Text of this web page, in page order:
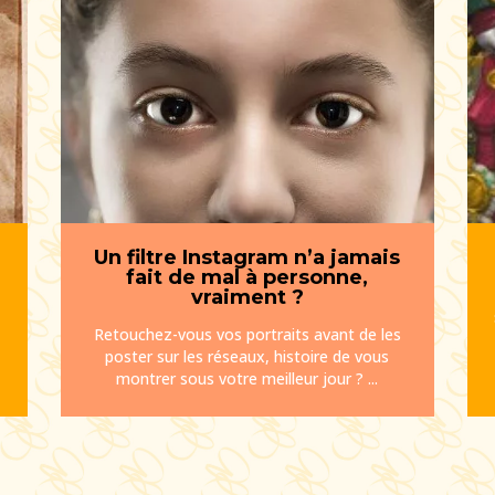
Un filtre Instagram n’a jamais
fait de mal à personne,
vraiment ?
Retouchez-vous vos portraits avant de les
poster sur les réseaux, histoire de vous
montrer sous votre meilleur jour ? ...